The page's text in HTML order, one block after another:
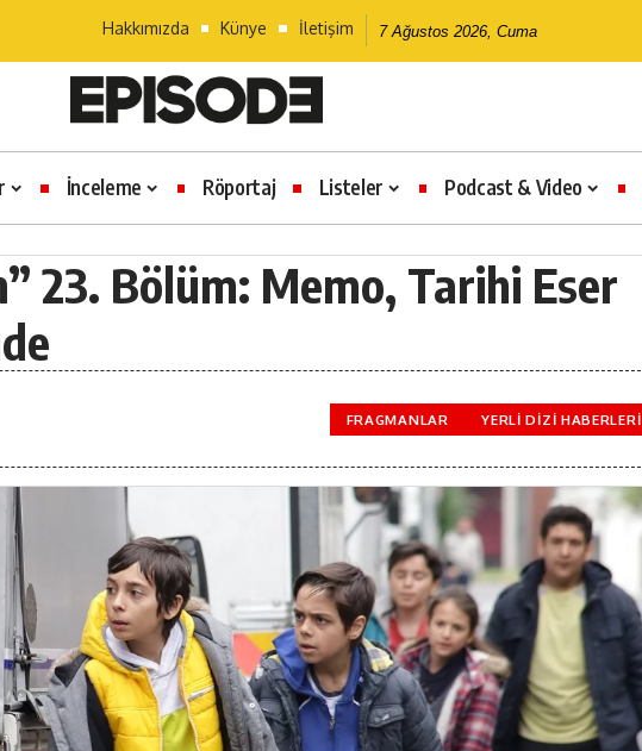
Hakkımızda Künye İletişim 7 Ağustos 2026, Cuma
İnceleme Röportaj Listeler Podcast & Video
23. Bölüm: Memo, Tarihi Eser
FRAGMANLAR YERLI DIZI HABERLERI